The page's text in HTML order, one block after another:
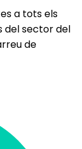
a tots els
del sector del
de